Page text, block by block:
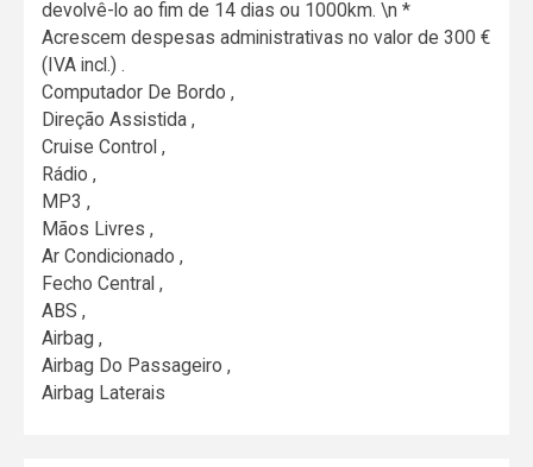
devolvê-lo ao fim de 14 dias ou 1000km. \n *
Acrescem despesas administrativas no valor de 300 €
(IVA incl.) .
Computador De Bordo ,
Direção Assistida ,
Cruise Control ,
Rádio ,
MP3 ,
Mãos Livres ,
Ar Condicionado ,
Fecho Central ,
ABS ,
Airbag ,
Airbag Do Passageiro ,
Airbag Laterais